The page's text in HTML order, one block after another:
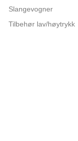
Slangevogner
Tilbehør lav/høytrykk